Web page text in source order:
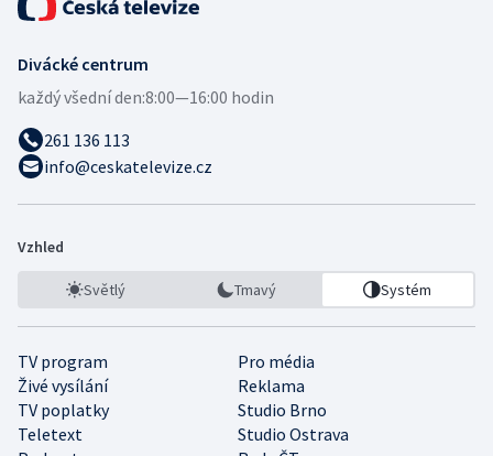
Divácké centrum
každý všední den:8:00—16:00 hodin
261 136 113
info@ceskatelevize.cz
Vzhled
Světlý Tmavý Systém
TV program
Pro média
Živé vysílání
Reklama
TV poplatky
Studio Brno
Teletext
Studio Ostrava